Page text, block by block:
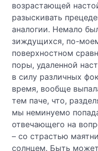
возрастающей
разыскивать
аналогии. Немало
зиждущихся, по-
поверхностном
поры, удаленной
в силу различных
время, вообще
тем паче, что,
мы неминуемо
отвечающего на
– со страстью
солнцем. Быть